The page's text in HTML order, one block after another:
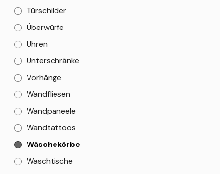
Türschilder
Überwürfe
Uhren
Unterschränke
Vorhänge
Wandfliesen
Wandpaneele
Wandtattoos
Wäschekörbe
Waschtische